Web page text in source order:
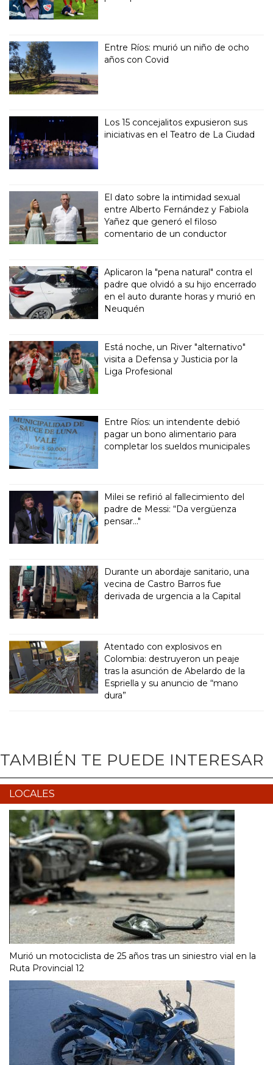
Entre Ríos: murió un niño de ocho
años con Covid
Los 15 concejalitos expusieron sus
iniciativas en el Teatro de La Ciudad
El dato sobre la intimidad sexual
entre Alberto Fernández y Fabiola
Yañez que generó el filoso
comentario de un conductor
Aplicaron la "pena natural" contra el
padre que olvidó a su hijo encerrado
en el auto durante horas y murió en
Neuquén
Está noche, un River "alternativo"
visita a Defensa y Justicia por la
Liga Profesional
Entre Ríos: un intendente debió
pagar un bono alimentario para
completar los sueldos municipales
Milei se refirió al fallecimiento del
padre de Messi: “Da vergüenza
pensar..."
Durante un abordaje sanitario, una
vecina de Castro Barros fue
derivada de urgencia a la Capital
Atentado con explosivos en
Colombia: destruyeron un peaje
tras la asunción de Abelardo de la
Espriella y su anuncio de “mano
dura”
TAMBIÉN TE PUEDE INTERESAR
LOCALES
Murió un motociclista de 25 años tras un siniestro vial en la
Ruta Provincial 12